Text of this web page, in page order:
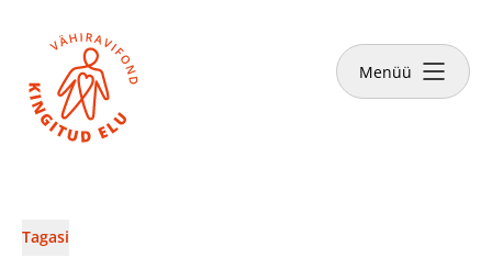
Menüü
Tee annetus Sulge
Tagasi